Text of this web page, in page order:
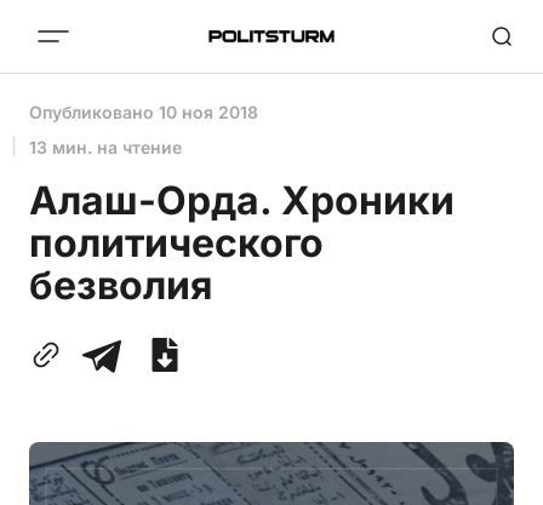
Опубликовано 10 ноя 2018
13 мин. на чтение
Алаш-Орда. Хроники
политического
безволия